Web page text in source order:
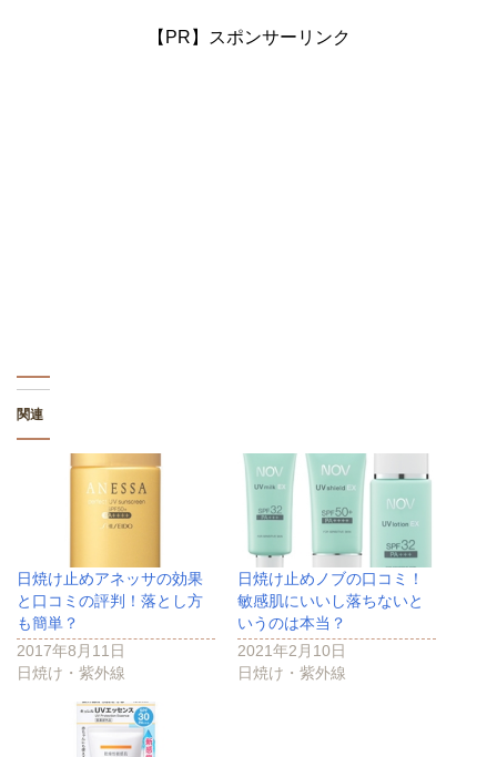
【PR】スポンサーリンク
関連
日焼け止めアネッサの効果
と口コミの評判！落とし方
も簡単？
2017年8月11日
日焼け・紫外線
日焼け止めノブの口コミ！
敏感肌にいいし落ちないと
いうのは本当？
2021年2月10日
日焼け・紫外線